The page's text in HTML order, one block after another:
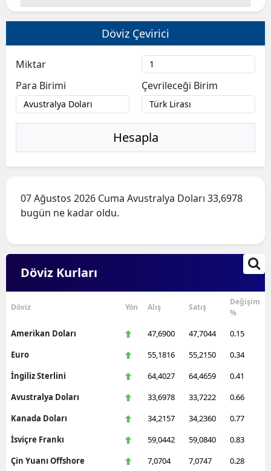
Döviz Çevirici
Miktar
Para Birimi
Çevrileceği Birim
Hesapla
07 Ağustos 2026 Cuma Avustralya Doları 33,6978
bugün ne kadar oldu.
Döviz Kurları
Döviz Yön Alış Satış
Değişim
%
Amerikan Doları 47,6900 47,7044
0.15
Euro
55,1816 55,2150
0.34
İngiliz Sterlini
64,4027 64,4659
0.41
Avustralya Doları
33,6978 33,7222
0.66
Kanada Doları
34,2157 34,2360
0.77
İsviçre Frankı
59,0442 59,0840
0.83
Çin Yuanı Offshore
7,0704 7,0747
0.28